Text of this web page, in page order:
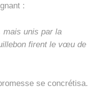
:
mais unis par la
firent le vœu de
se concrétisa.